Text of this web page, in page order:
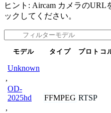
ヒント: Aircam カメラのURL
ックしてください。
モデル タイプ プロトコ
Unknown
,
OD-
2025hd
,
FFMPEG RTSP